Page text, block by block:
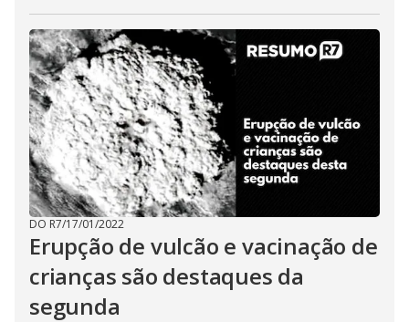
DO R7/17/01/2022
Erupção de vulcão e vacinação de
crianças são destaques da
segunda